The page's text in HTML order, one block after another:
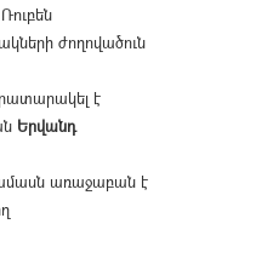
ժողովածուն
է
Երվանդ
առաջաբան է